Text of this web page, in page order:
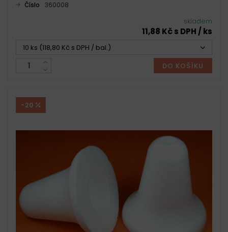
Číslo 360008
skladem
11,88 Kč s DPH / ks
10 ks (118,80 Kč s DPH / bal.)
DO KOŠÍKU
-20